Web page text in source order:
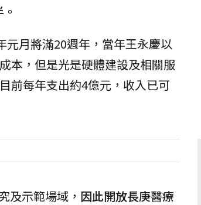
元月將滿20週年，當年王永慶以
本，但是光是硬體建設及相關服
前每年支出約4億元，收入已可
及示範場域， 因此開放長庚醫療